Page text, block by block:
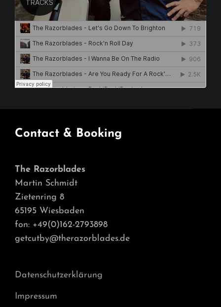
Contact & Booking
The Razorblades
Martin Schmidt
Zietenring 8
65195 Wiesbaden
fon: +49(0)162-2793898
getcutby@therazorblades.de
Datenschutzerklärung
Impressum